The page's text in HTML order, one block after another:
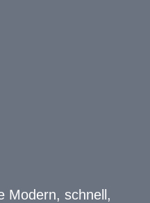
Modern, schnell,